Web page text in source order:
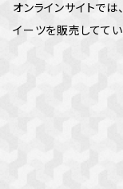
オンラインサイトで
イーツを販売しててい